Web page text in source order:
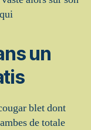
un
blet dont
de totale